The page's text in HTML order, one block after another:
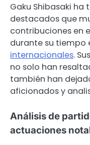
Gaku Shibasaki
destacados que
contribuciones en
durante su tiempo
internacionales.
no solo han
también han
aficionados y
Análisis de
actuaciones